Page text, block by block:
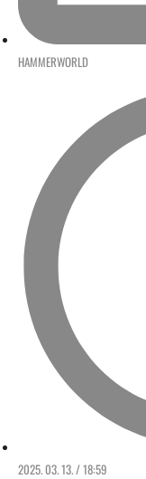
HAMMERWORLD
2025. 03. 13. / 18:59